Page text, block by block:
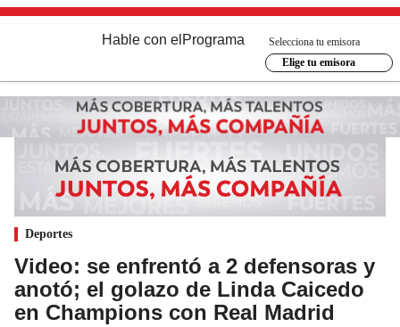
Hable con el Programa
Selecciona tu emisora
Elige tu emisora
Deportes
Video: se enfrentó a 2 defensoras y
anotó; el golazo de Linda Caicedo
en Champions con Real Madrid